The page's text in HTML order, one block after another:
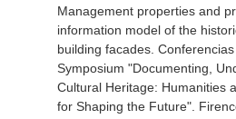
Management properties and
information model of the
building facades.
Symposium "Documenting,
Cultural Heritage: Humanities
for Shaping the Future".